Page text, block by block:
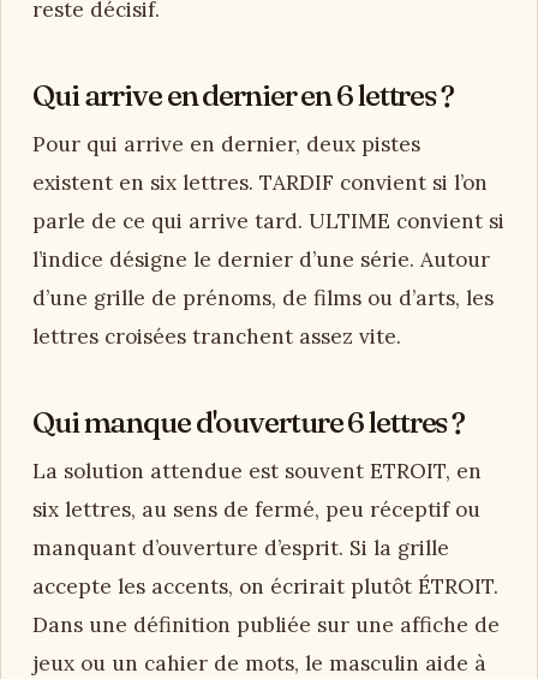
reste décisif.
Qui arrive en dernier en 6 lettres ?
Pour qui arrive en dernier, deux pistes
existent en six lettres. TARDIF convient si l’on
parle de ce qui arrive tard. ULTIME convient si
l’indice désigne le dernier d’une série. Autour
d’une grille de prénoms, de films ou d’arts, les
lettres croisées tranchent assez vite.
Qui manque d'ouverture 6 lettres ?
La solution attendue est souvent ETROIT, en
six lettres, au sens de fermé, peu réceptif ou
manquant d’ouverture d’esprit. Si la grille
accepte les accents, on écrirait plutôt ÉTROIT.
Dans une définition publiée sur une affiche de
jeux ou un cahier de mots, le masculin aide à